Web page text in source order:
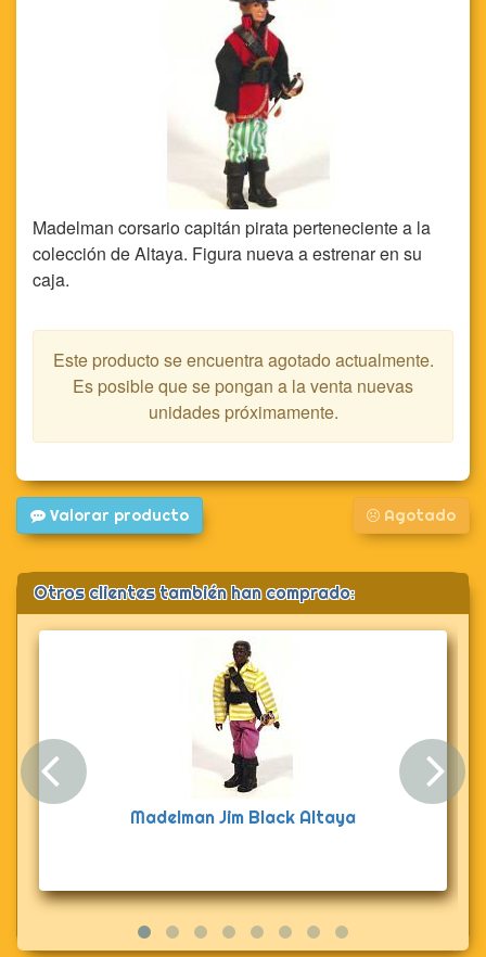
Madelman corsario capitán pirata perteneciente a la
colección de Altaya. Figura nueva a estrenar en su
caja.
Este producto se encuentra agotado actualmente.
Es posible que se pongan a la venta nuevas
unidades próximamente.
Valorar producto Agotado
Otros clientes también han comprado:
Madelman Jim Black Altaya
Anterior